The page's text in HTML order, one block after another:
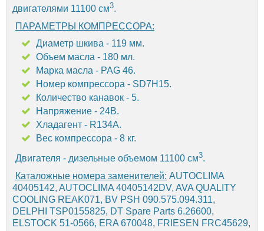
двигателями 11100 см3.
ПАРАМЕТРЫ КОМПРЕССОРА:
Диаметр шкива - 119 мм.
Объем масла - 180 мл.
Марка масла - PAG 46.
Номер компрессора - SD7H15.
Количество канавок - 5.
Напряжение - 24В.
Хладагент - R134A.
Вес компрессора - 8 кг.
Двигателя - дизельные объемом 11100 см3.
Каталожные номера заменителей: AUTOCLIMA
40405142, AUTOCLIMA 40405142DV, AVA QUALITY
COOLING REAK071, BV PSH 090.575.094.311,
DELPHI TSP0155825, DT Spare Parts 6.26600,
ELSTOCK 51-0566, ERA 670048, FRIESEN FRC45629,